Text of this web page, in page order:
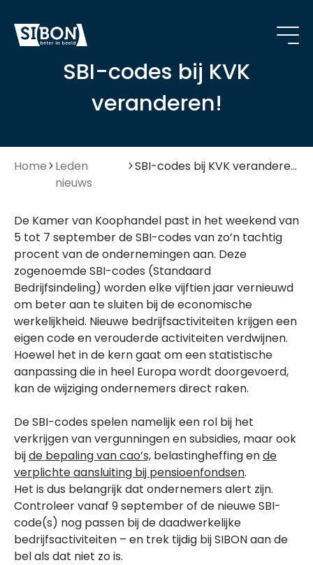
SBI-codes bij KVK
veranderen!
Home
Leden
nieuws
SBI-codes bij KVK veranderen!
De Kamer van Koophandel past in het weekend van
5 tot 7 september de SBI-codes van zo’n tachtig
procent van de ondernemingen aan. Deze
zogenoemde SBI-codes (Standaard
Bedrijfsindeling) worden elke vijftien jaar vernieuwd
om beter aan te sluiten bij de economische
werkelijkheid. Nieuwe bedrijfsactiviteiten krijgen een
eigen code en verouderde activiteiten verdwijnen.
Hoewel het in de kern gaat om een statistische
aanpassing die in heel Europa wordt doorgevoerd,
kan de wijziging ondernemers direct raken.
De SBI-codes spelen namelijk een rol bij het
verkrijgen van vergunningen en subsidies, maar ook
bijde bepaling van cao’s, belastingheffing ende
verplichte aansluiting bij pensioenfondsen.
Het is dus belangrijk dat ondernemers alert zijn.
Controleer vanaf 9 september of de nieuwe SBI-
code(s) nog passen bij de daadwerkelijke
bedrijfsactiviteiten – en trek tijdig bij SIBON aan de
bel als dat niet zo is.